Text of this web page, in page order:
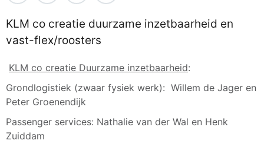
KLM co creatie duurzame inzetbaarheid en
vast-flex/roosters
KLM co creatie Duurzame inzetbaarheid:
Grondlogistiek (zwaar fysiek werk): Willem de Jager en
Peter Groenendijk
Passenger services: Nathalie van der Wal en Henk
Zuiddam